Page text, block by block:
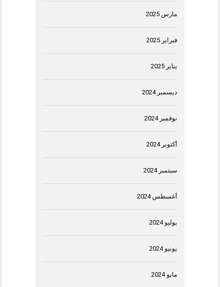
مارس 2025
فبراير 2025
يناير 2025
ديسمبر 2024
نوفمبر 2024
أكتوبر 2024
سبتمبر 2024
أغسطس 2024
يوليو 2024
يونيو 2024
مايو 2024